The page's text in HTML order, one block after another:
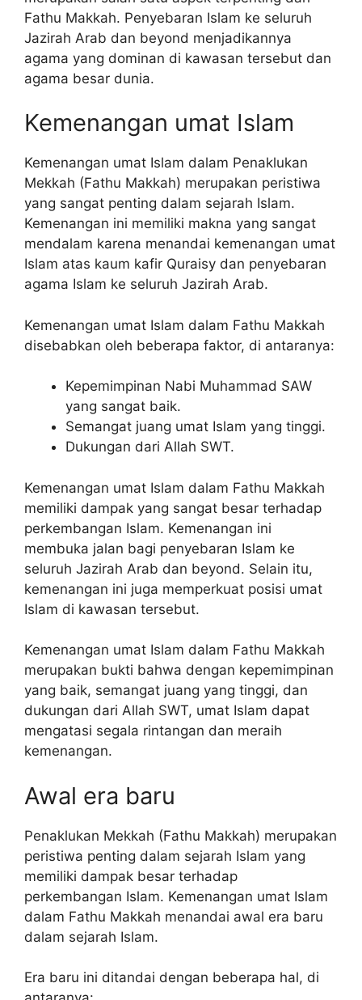
Fathu Makkah. Penyebaran Islam ke seluruh
Jazirah Arab dan beyond menjadikannya
agama yang dominan di kawasan tersebut dan
agama besar dunia.
Kemenangan umat Islam
Kemenangan umat Islam dalam Penaklukan
Mekkah (Fathu Makkah) merupakan peristiwa
yang sangat penting dalam sejarah Islam.
Kemenangan ini memiliki makna yang sangat
mendalam karena menandai kemenangan umat
Islam atas kaum kafir Quraisy dan penyebaran
agama Islam ke seluruh Jazirah Arab.
Kemenangan umat Islam dalam Fathu Makkah
disebabkan oleh beberapa faktor, di antaranya:
Kepemimpinan Nabi Muhammad SAW
yang sangat baik.
Semangat juang umat Islam yang tinggi.
Dukungan dari Allah SWT.
Kemenangan umat Islam dalam Fathu Makkah
memiliki dampak yang sangat besar terhadap
perkembangan Islam. Kemenangan ini
membuka jalan bagi penyebaran Islam ke
seluruh Jazirah Arab dan beyond. Selain itu,
kemenangan ini juga memperkuat posisi umat
Islam di kawasan tersebut.
Kemenangan umat Islam dalam Fathu Makkah
merupakan bukti bahwa dengan kepemimpinan
yang baik, semangat juang yang tinggi, dan
dukungan dari Allah SWT, umat Islam dapat
mengatasi segala rintangan dan meraih
kemenangan.
Awal era baru
Penaklukan Mekkah (Fathu Makkah) merupakan
peristiwa penting dalam sejarah Islam yang
memiliki dampak besar terhadap
perkembangan Islam. Kemenangan umat Islam
dalam Fathu Makkah menandai awal era baru
dalam sejarah Islam.
Era baru ini ditandai dengan beberapa hal, di